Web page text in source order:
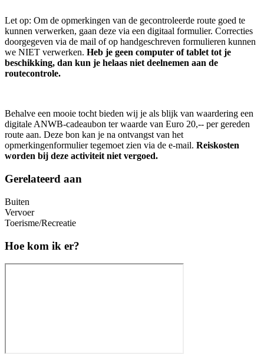
Let op: Om de opmerkingen van de gecontroleerde route goed te
kunnen verwerken, gaan deze via een digitaal formulier. Correcties
doorgegeven via de mail of op handgeschreven formulieren kunnen
we NIET verwerken. Heb je geen computer of tablet tot je
beschikking, dan kun je helaas niet deelnemen aan de
routecontrole.
Behalve een mooie tocht bieden wij je als blijk van waardering een
digitale ANWB-cadeaubon ter waarde van Euro 20,-- per gereden
route aan. Deze bon kan je na ontvangst van het
opmerkingenformulier tegemoet zien via de e-mail. Reiskosten
worden bij deze activiteit niet vergoed.
Gerelateerd aan
Buiten
Vervoer
Toerisme/Recreatie
Hoe kom ik er?